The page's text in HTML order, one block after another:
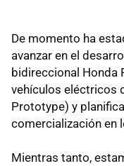
De momento ha
avanzar en el
bidireccional Honda
vehículos eléctricos
Prototype) y
comercialización en
Mientras tanto,